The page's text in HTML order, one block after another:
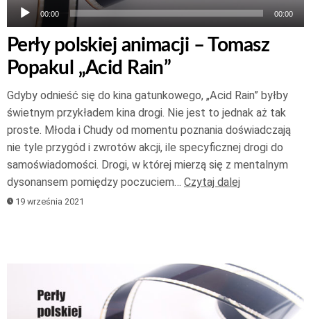
00:00 00:00
Perły polskiej animacji – Tomasz
Popakul „Acid Rain”
Gdyby odnieść się do kina gatunkowego, „Acid Rain” byłby
świetnym przykładem kina drogi. Nie jest to jednak aż tak
proste. Młoda i Chudy od momentu poznania doświadczają
nie tyle przygód i zwrotów akcji, ile specyficznej drogi do
samoświadomości. Drogi, w której mierzą się z mentalnym
dysonansem pomiędzy poczuciem… Czytaj dalej
19 września 2021
plików
dźwiękowych